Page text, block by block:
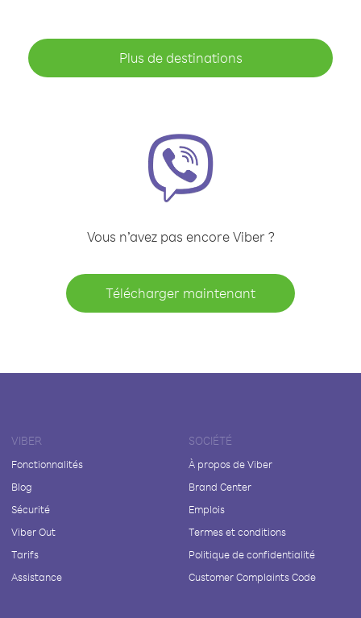
Plus de destinations
Vous n’avez pas encore Viber ?
Télécharger maintenant
VIBER
Fonctionnalités
Blog
Sécurité
Viber Out
Tarifs
Assistance
SOCIÉTÉ
À propos de Viber
Brand Center
Emplois
Termes et conditions
Politique de confidentialité
Customer Complaints Code